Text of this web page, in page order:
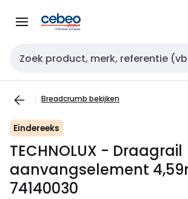
naar
naar
Zoekveld invoer
Breadcrumb bekijken
Eindereeks
TECHNOLUX - Draagrail
aanvangselement
74140030